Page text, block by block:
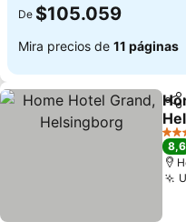
De $105.059
Mira precios de 11 páginas
4
8,6